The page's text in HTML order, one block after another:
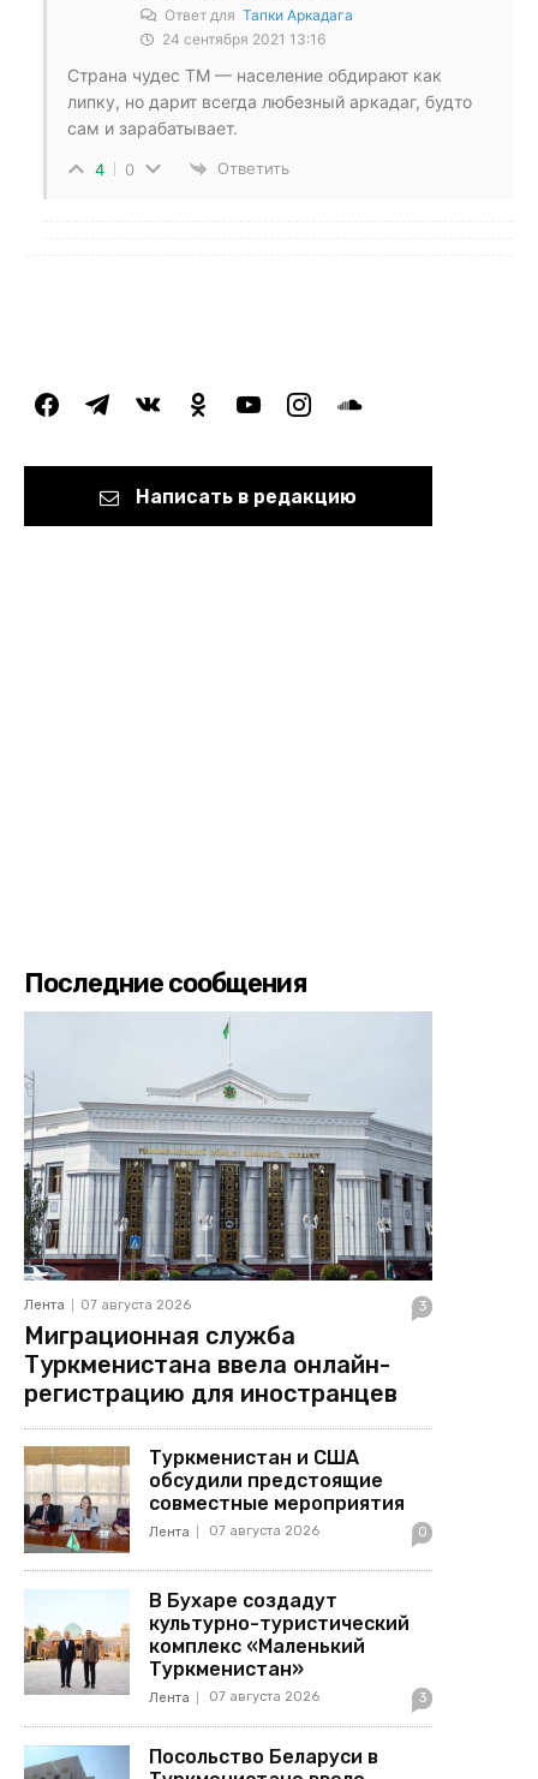
Ответ для Тапки Аркадага
24 сентября 2021 13:16
Страна чудес ТМ — население обдирают как
липку, но дарит всегда любезный аркадаг, будто
сам и зарабатывает.
4 0 Ответить
facebooktelegramvkontakteodnoklassniki
youtubeinstagramsoundcloud
Написать в редакцию
Последние сообщения
Лента 07 августа 2026 3
Миграционная служба
Туркменистана ввела онлайн-
регистрацию для иностранцев
Туркменистан и США
обсудили предстоящие
совместные мероприятия
Лента 07 августа 2026 0
В Бухаре создадут
культурно-туристический
комплекс «Маленький
Туркменистан»
Лента 07 августа 2026 3
Посольство Беларуси в